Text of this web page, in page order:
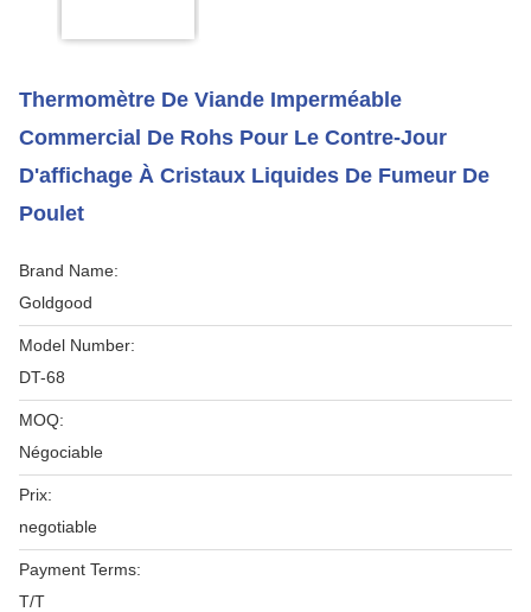
Thermomètre De Viande Imperméable
Commercial De Rohs Pour Le Contre-Jour
D'affichage À Cristaux Liquides De Fumeur De
Poulet
Brand Name:
Goldgood
Model Number:
DT-68
MOQ:
Négociable
Prix:
negotiable
Payment Terms:
T/T